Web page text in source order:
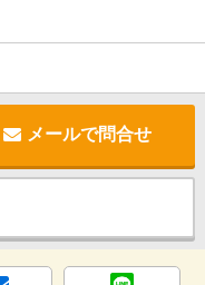
メールで問合せ